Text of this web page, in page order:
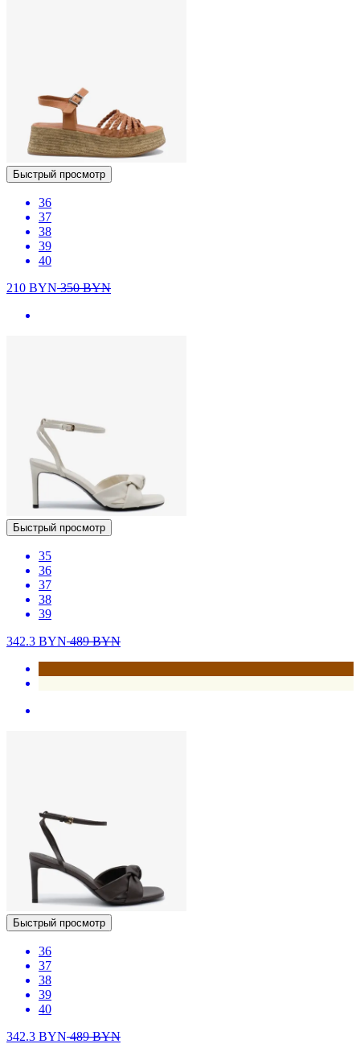
Быстрый просмотр
36
37
38
39
40
210 BYN350BYN
Быстрый просмотр
35
36
37
38
39
342.3 BYN489BYN
Быстрый просмотр
36
37
38
39
40
342.3 BYN489BYN